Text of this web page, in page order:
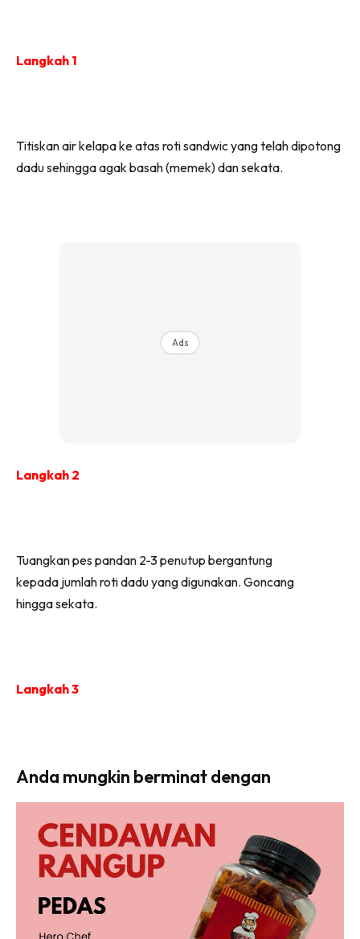
Langkah 1
Titiskan air kelapa ke atas roti sandwic yang telah dipotong
dadu sehingga agak basah (memek) dan sekata.
Ads
Langkah 2
Tuangkan pes pandan 2-3 penutup bergantung
kepada jumlah roti dadu yang digunakan. Goncang
hingga sekata.
Langkah 3
Anda mungkin berminat dengan